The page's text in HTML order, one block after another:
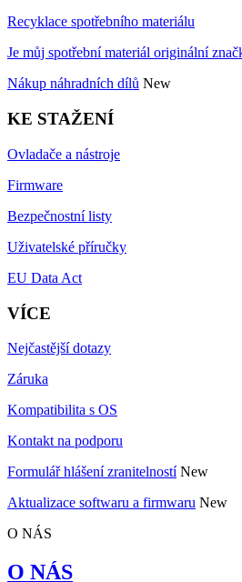
Recyklace spotřebního materiálu
Je můj spotřební materiál originální
Nákup náhradních dílů New
KE STAŽENÍ
Ovladače a nástroje
Firmware
Bezpečnostní listy
Uživatelské příručky
EU Data Act
VÍCE
Nejčastější dotazy
Záruka
Kompatibilita s OS
Kontakt na podporu
Formulář hlášení zranitelností New
Aktualizace softwaru a firmwaru New
O NÁS
O NÁS